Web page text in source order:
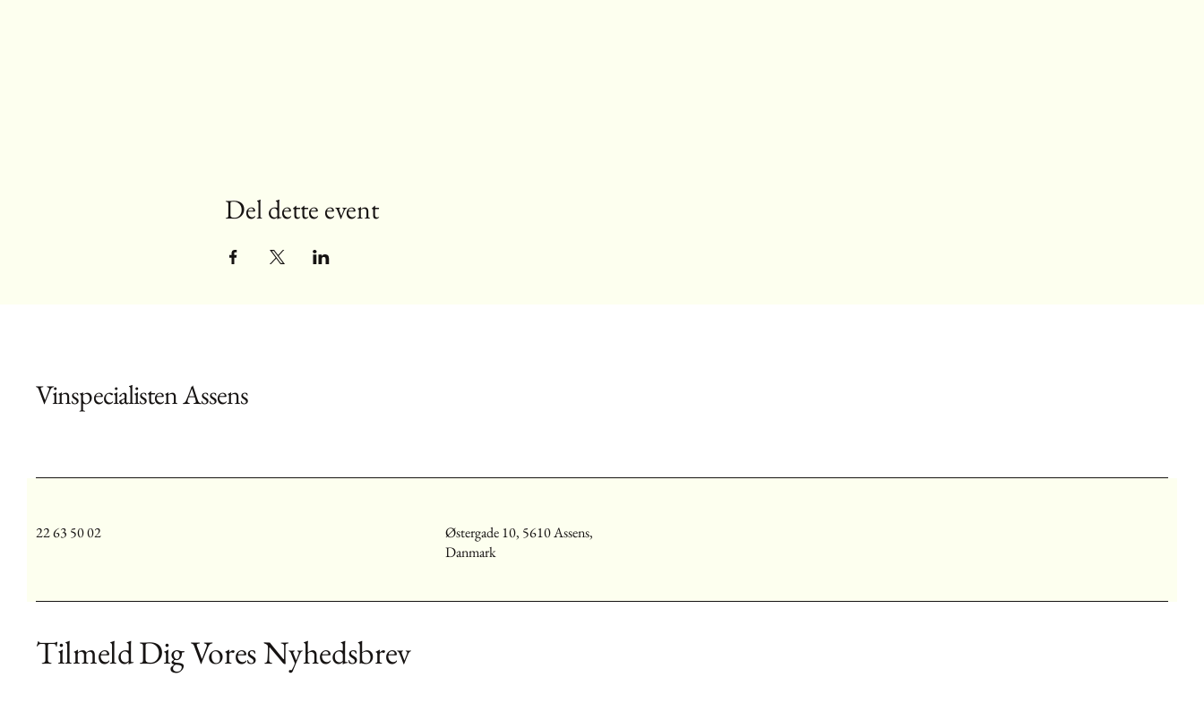
Del dette event
Vinspecialisten Assens
22 63 50 02
Østergade 10, 5610 Assens,
Danmark
Tilmeld Dig Vores Nyhedsbrev